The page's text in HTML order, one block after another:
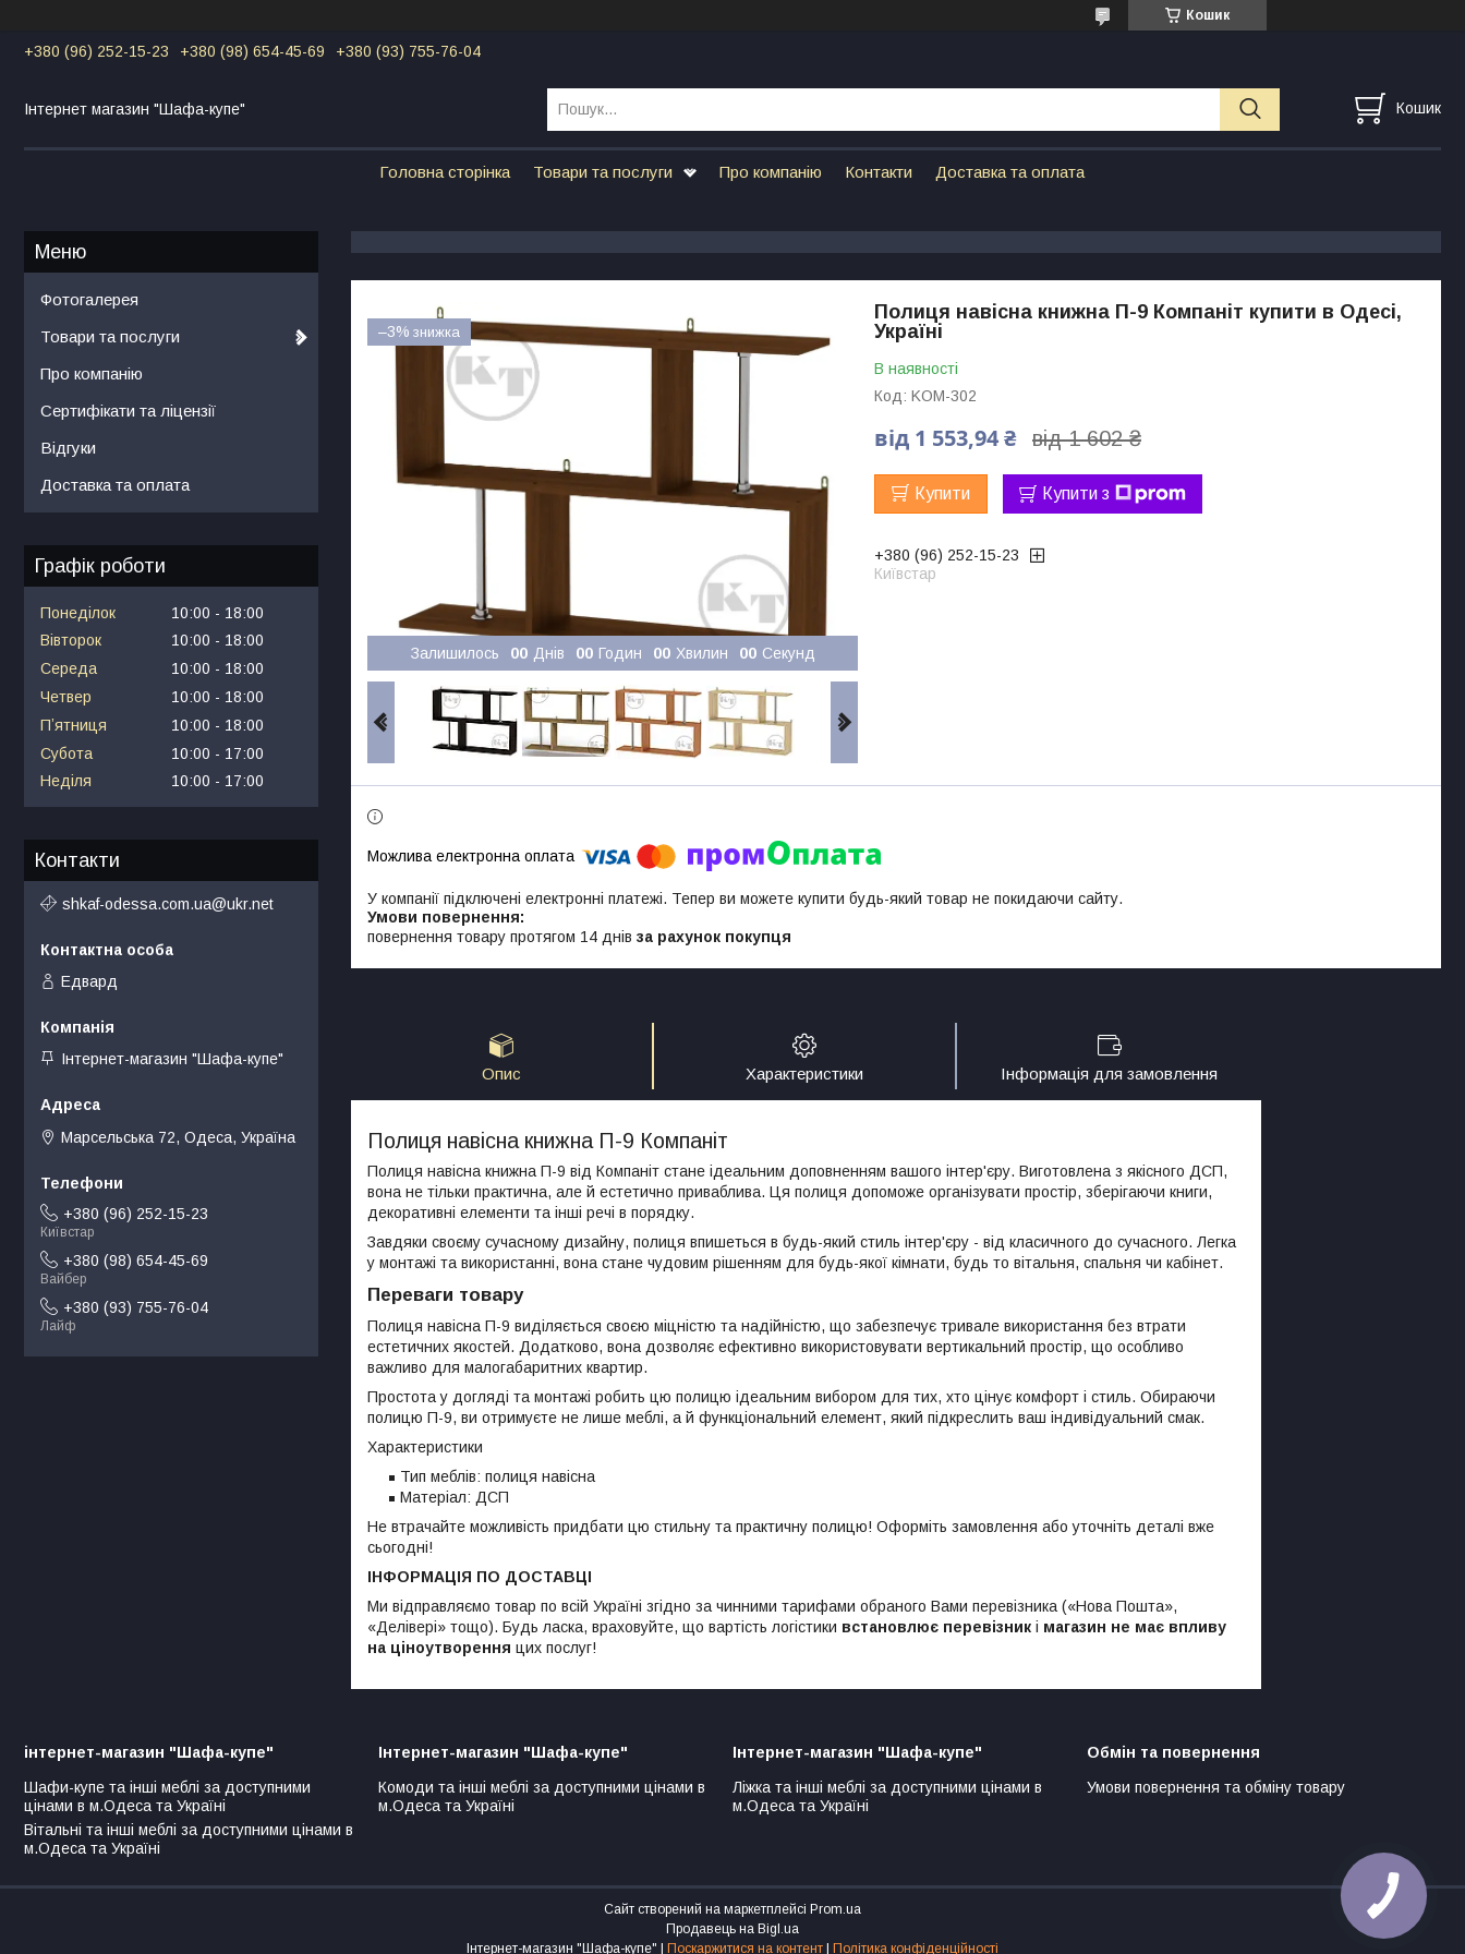
Кошик
+380 (96) 252-15-23 +380 (98) 654-45-69 +380 (93) 755-76-04
Інтернет магазин "Шафа-купе" Кошик
Головна сторінка Товари та послуги Про компанію Контакти Доставка та оплата
–3%
Залишилось 00 Днів 00 Годин 00 Хвилин 00 Секунд
Полиця навісна книжна П-9 Компаніт купити в Одесі,
Україні
В наявності
Код: KOM-302
від 1 602 ₴
від 1 553,94 ₴
Купити Купити з
+380 (96) 252-15-23
Київстар
У компанії підключені електронні платежі. Тепер ви можете купити будь-який товар не покидаючи сайту.
повернення товару протягом 14 днів за рахунок покупця
Опис Характеристики Інформація для замовлення
Полиця навісна книжна П-9 Компаніт
Полиця навісна книжна П-9 від Компаніт стане ідеальним доповненням вашого інтер'єру. Виготовлена з якісного ДСП,
вона не тільки практична, але й естетично приваблива. Ця полиця допоможе організувати простір, зберігаючи книги,
декоративні елементи та інші речі в порядку.
Завдяки своєму сучасному дизайну, полиця впишеться в будь-який стиль інтер'єру - від класичного до сучасного. Легка
у монтажі та використанні, вона стане чудовим рішенням для будь-якої кімнати, будь то вітальня, спальня чи кабінет.
Переваги товару
Полиця навісна П-9 виділяється своєю міцністю та надійністю, що забезпечує тривале використання без втрати
естетичних якостей. Додатково, вона дозволяє ефективно використовувати вертикальний простір, що особливо
важливо для малогабаритних квартир.
Простота у догляді та монтажі робить цю полицю ідеальним вибором для тих, хто цінує комфорт і стиль. Обираючи
полицю П-9, ви отримуєте не лише меблі, а й функціональний елемент, який підкреслить ваш індивідуальний смак.
Характеристики
Тип меблів: полиця навісна
Матеріал: ДСП
Не втрачайте можливість придбати цю стильну та практичну полицю! Оформіть замовлення або уточніть деталі вже
сьогодні!
ІНФОРМАЦІЯ ПО ДОСТАВЦІ
Ми відправляємо товар по всій Україні згідно за чинними тарифами обраного Вами перевізника («Нова Пошта»,
«Делівері» тощо). Будь ласка, враховуйте, що вартість логістики встановлює перевізник і магазин не має впливу
на ціноутворення цих послуг!
Фотогалерея
Товари та послуги
Про компанію
Сертифікати та ліцензії
Відгуки
Доставка та оплата
Графік роботи
Понеділок 10:00
18:00
Вівторок
10:00
18:00
Середа
10:00
18:00
Четвер
10:00
18:00
Пʼятниця
10:00
18:00
Субота
10:00
17:00
Неділя
10:00 17:00
Контакти
shkaf-odessa.com.ua@ukr.net
Едвард
Інтернет-магазин "Шафа-купе"
Марсельська 72, Одеса, Україна
+380 (96) 252-15-23
Київстар
+380 (98) 654-45-69
Вайбер
+380 (93) 755-76-04
Лайф
інтернет-магазин "Шафа-купе"
Шафи-купе та інші меблі за доступними
цінами в м.Одеса та Україні
Вітальні та інші меблі за доступними цінами в
м.Одеса та Україні
Інтернет-магазин "Шафа-купе"
Комоди та інші меблі за доступними цінами в
м.Одеса та Україні
Інтернет-магазин "Шафа-купе"
Ліжка та інші меблі за доступними цінами в
м.Одеса та Україні
Обмін та повернення
Умови повернення та обміну товару
Сайт створений на маркетплейсі Prom.ua
Продавець на Bigl.ua
Поскаржитися на контент Політика конфіденційності